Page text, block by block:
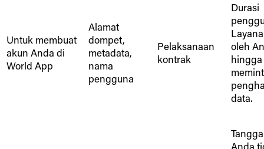
Untuk membuat
akun Anda di
World App
Alamat
dompet,
metadata,
nama
pengguna
Pelaksanaan
kontrak
Durasi
oleh
data.
Anda